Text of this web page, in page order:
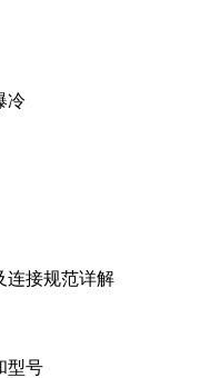
冷
连接规范详解
型号